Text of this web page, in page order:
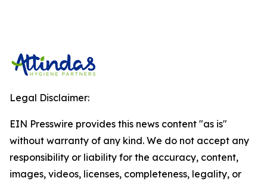
Legal Disclaimer:
EIN Presswire provides this news content "as is"
without warranty of any kind. We do not accept any
responsibility or liability for the accuracy, content,
images, videos, licenses, completeness, legality, or